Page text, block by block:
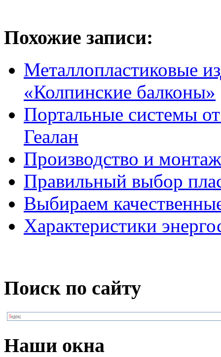
Похожие записи:
Металлопластиковые
«Колпинские балконы»
Портальные системы
Геалан
Производство и
Правильный выбор
Выбираем
Характеристики
Поиск по сайту
Наши окна